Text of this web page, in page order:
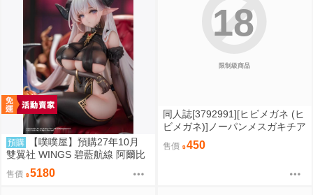
預購
【噗噗屋】預購27年10月
雙翼社 WINGS 碧藍航線 阿爾比
恩 銀月下的夜之眷屬 1/7 免訂金
售價 5180
限制級商品
18
同人誌[3792991][ヒビメガネ (ヒ
ビメガネ)]ノーパンメスガキチア
ガール ヌキあり文化祭編 (原創)
售價 450